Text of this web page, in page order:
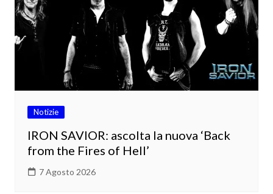
Notizie
IRON SAVIOR: ascolta la nuova ‘Back
from the Fires of Hell’
7 Agosto 2026